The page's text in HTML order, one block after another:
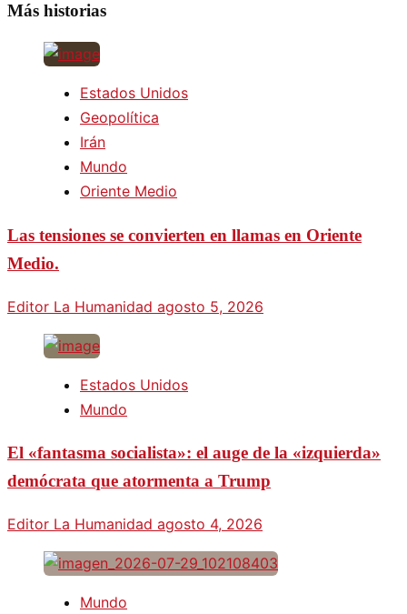
Más historias
Estados Unidos
Geopolítica
Irán
Mundo
Oriente Medio
Las tensiones se convierten en llamas en Oriente
Medio.
Editor La Humanidad agosto 5, 2026
Estados Unidos
Mundo
El «fantasma socialista»: el auge de la «izquierda»
demócrata que atormenta a Trump
Editor La Humanidad agosto 4, 2026
Mundo